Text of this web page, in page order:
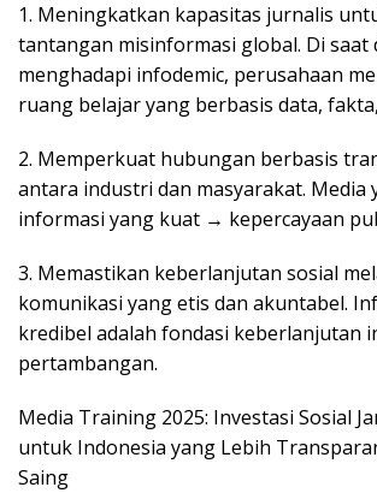
1. Meningkatkan kapasitas jurnalis
tantangan misinformasi global. Di saat
menghadapi infodemic, perusahaan
ruang belajar yang berbasis data,
2. Memperkuat hubungan berbasis
antara industri dan masyarakat. Media
informasi yang kuat → kepercayaan
3. Memastikan keberlanjutan sosial
komunikasi yang etis dan akuntabel.
kredibel adalah fondasi keberlanjutan
pertambangan.
Media Training 2025: Investasi Sosial
untuk Indonesia yang Lebih
Saing